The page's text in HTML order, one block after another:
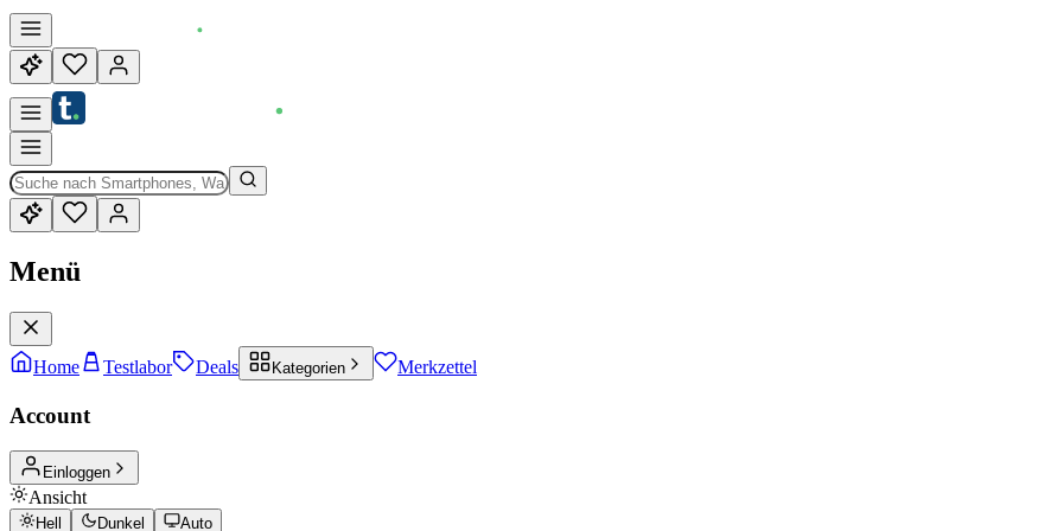
Menü
Home Testlabor Deals Kategorien Merkzettel
Account
Einloggen
Ansicht
Hell Dunkel Auto